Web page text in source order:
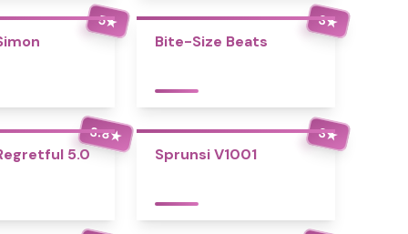
5★ 3★
Bite-Size Beats
3.8★
5.0
3★
Sprunsi V1001